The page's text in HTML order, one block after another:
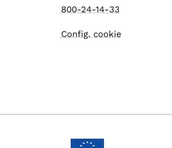
800-24-14-33
Config. cookie